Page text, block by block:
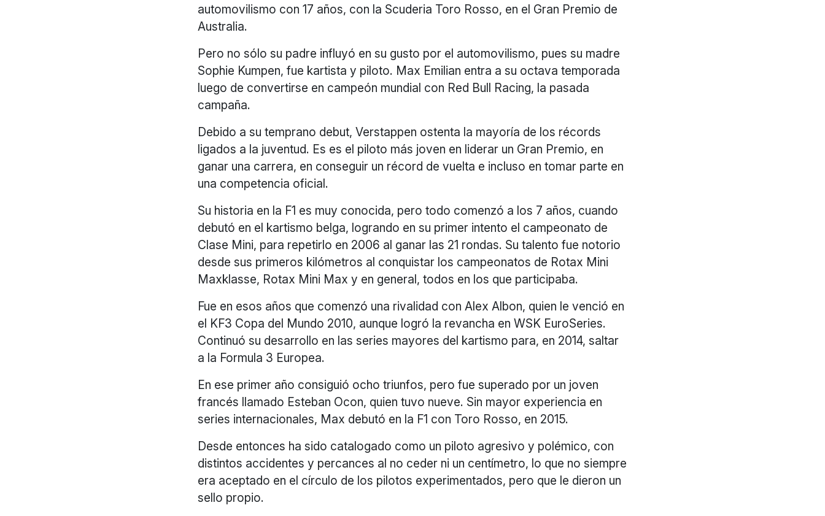
automovilismo con 17 años, con la Scuderia Toro Rosso, en el Gran Premio de
Australia.
Pero no sólo su padre influyó en su gusto por el automovilismo, pues su madre
Sophie Kumpen, fue kartista y piloto. Max Emilian entra a su octava temporada
luego de convertirse en campeón mundial con Red Bull Racing, la pasada
campaña.
Debido a su temprano debut, Verstappen ostenta la mayoría de los récords
ligados a la juventud. Es es el piloto más joven en liderar un Gran Premio, en
ganar una carrera, en conseguir un récord de vuelta e incluso en tomar parte en
una competencia oficial.
Su historia en la F1 es muy conocida, pero todo comenzó a los 7 años, cuando
debutó en el kartismo belga, logrando en su primer intento el campeonato de
Clase Mini, para repetirlo en 2006 al ganar las 21 rondas. Su talento fue notorio
desde sus primeros kilómetros al conquistar los campeonatos de Rotax Mini
Maxklasse, Rotax Mini Max y en general, todos en los que participaba.
Fue en esos años que comenzó una rivalidad con Alex Albon, quien le venció en
el KF3 Copa del Mundo 2010, aunque logró la revancha en WSK EuroSeries.
Continuó su desarrollo en las series mayores del kartismo para, en 2014, saltar
a la Formula 3 Europea.
En ese primer año consiguió ocho triunfos, pero fue superado por un joven
francés llamado Esteban Ocon, quien tuvo nueve. Sin mayor experiencia en
series internacionales, Max debutó en la F1 con Toro Rosso, en 2015.
Desde entonces ha sido catalogado como un piloto agresivo y polémico, con
distintos accidentes y percances al no ceder ni un centímetro, lo que no siempre
era aceptado en el círculo de los pilotos experimentados, pero que le dieron un
sello propio.